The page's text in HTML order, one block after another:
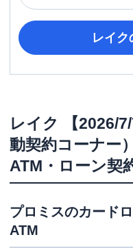
レイク
レイク
【2026/
動契約コーナー）
ATM・ローン契
プロミスのカード
ATM